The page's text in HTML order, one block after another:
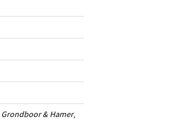
Grondboor & Hamer,